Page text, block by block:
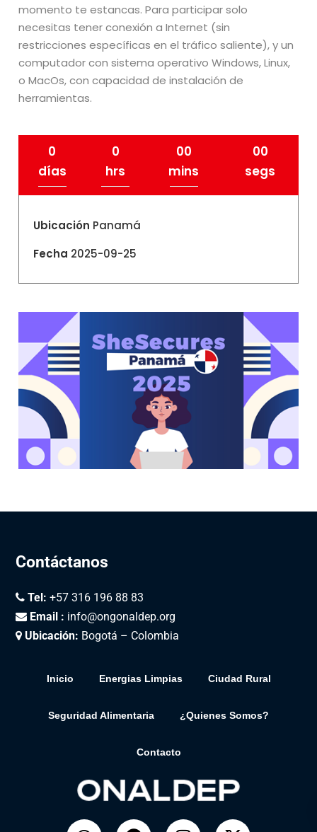
momento te estancas. Para participar solo
necesitas tener conexión a Internet (sin
restricciones específicas en el tráfico saliente), y un
computador con sistema operativo Windows, Linux,
o MacOs, con capacidad de instalación de
herramientas.
0
días
0
hrs
00
mins
00
segs
Ubicación Panamá
Fecha 2025-09-25
Contáctanos
Tel: +57 316 196 88 83
Email : info@ongonaldep.org
Ubicación: Bogotá – Colombia
Inicio Energias Limpias Ciudad Rural
Seguridad Alimentaria ¿Quienes Somos?
Contacto